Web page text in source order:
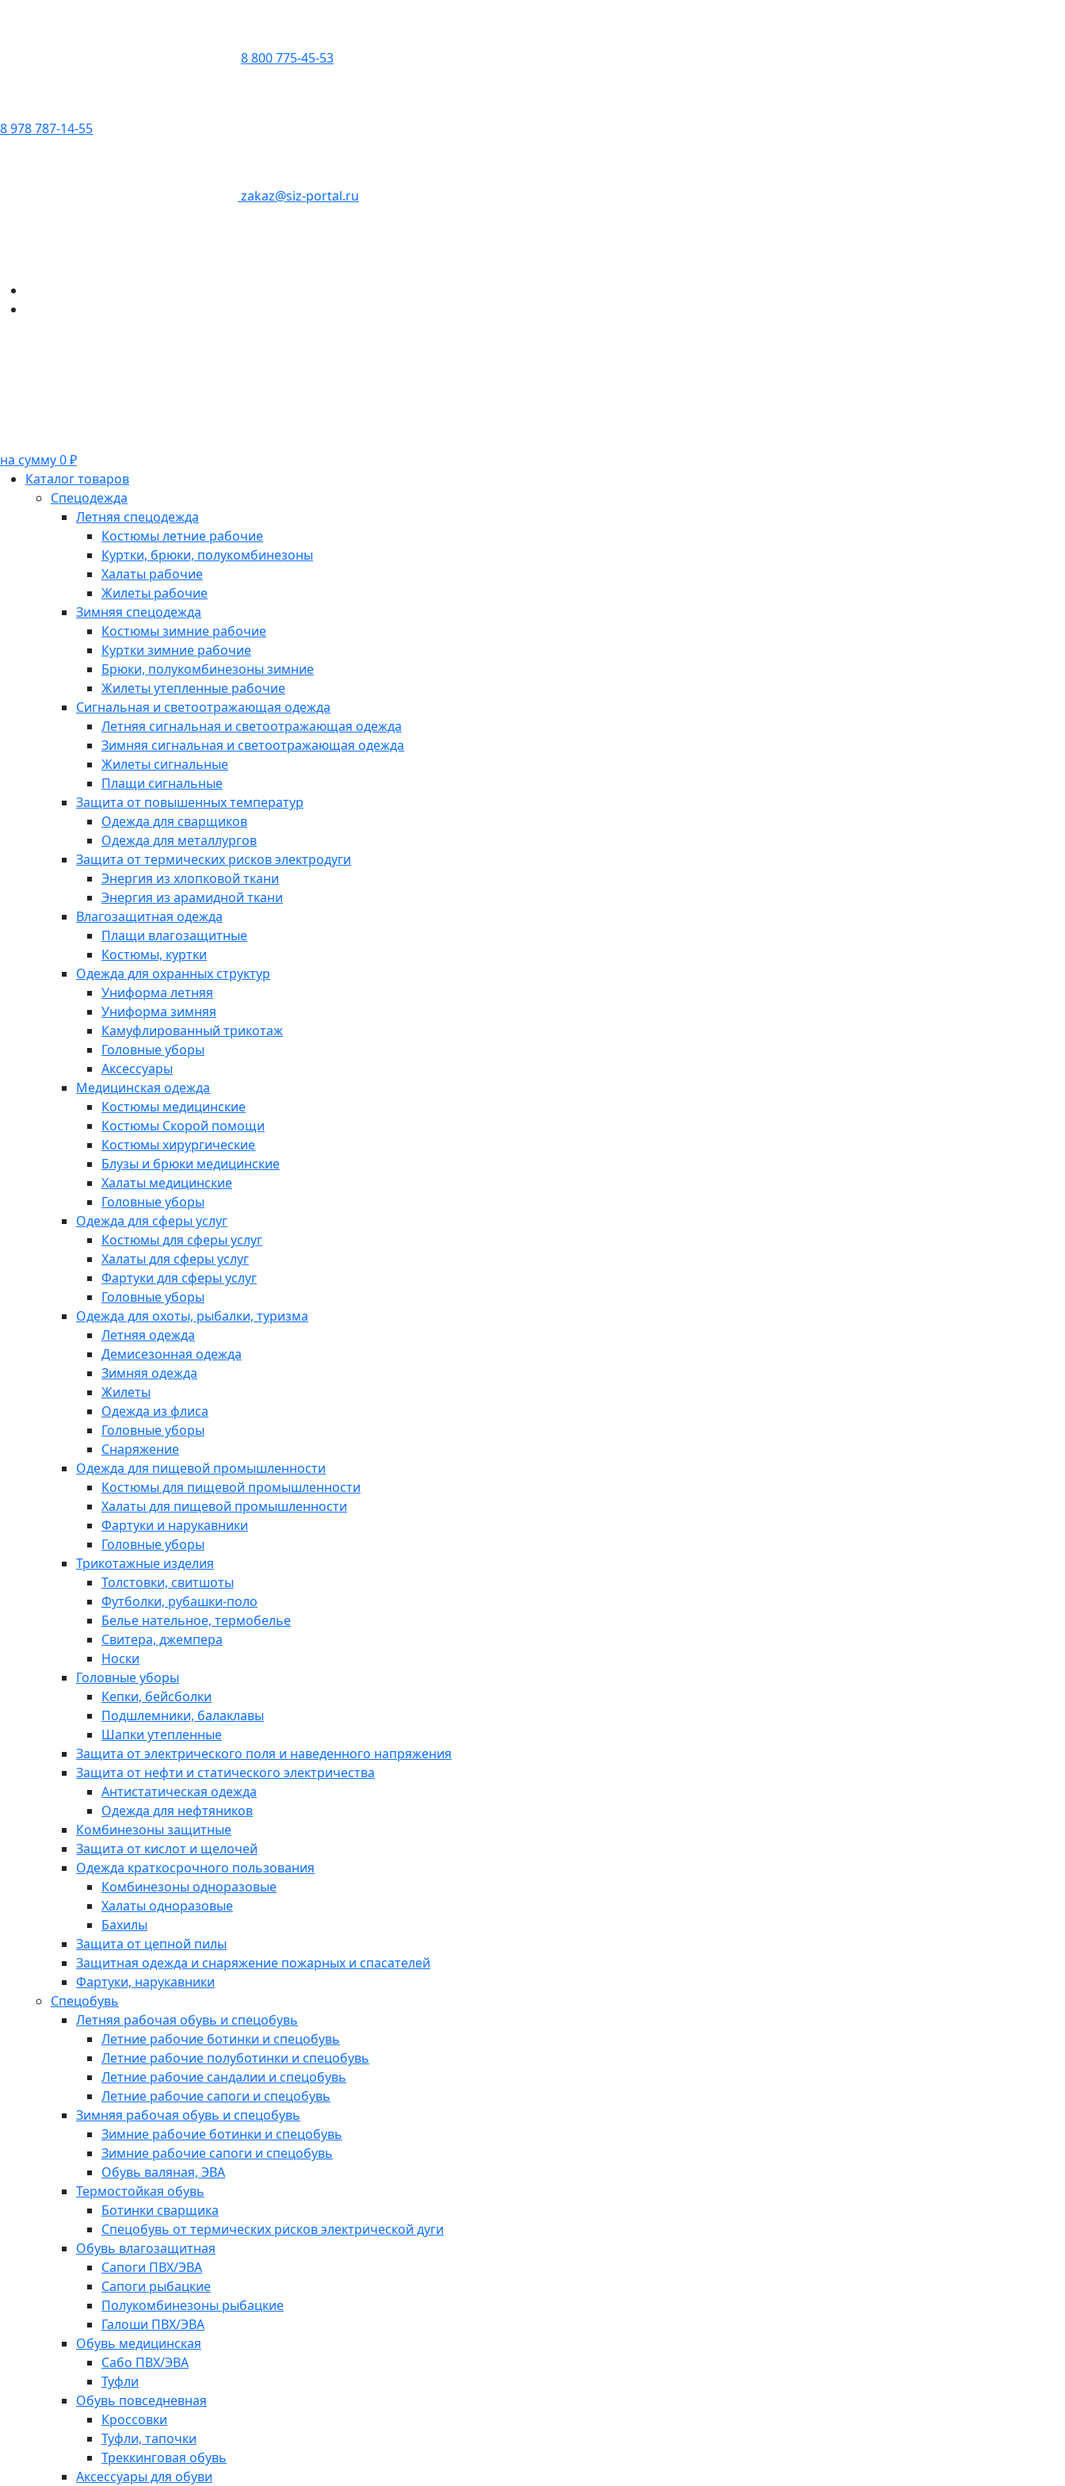
8 800 775-45-53
8 978 787-14-55
zakaz@siz-portal.ru
на сумму 0 ₽
Каталог товаров
Спецодежда
Летняя спецодежда
Костюмы летние рабочие
Куртки, брюки, полукомбинезоны
Халаты рабочие
Жилеты рабочие
Зимняя спецодежда
Костюмы зимние рабочие
Куртки зимние рабочие
Брюки, полукомбинезоны зимние
Жилеты утепленные рабочие
Сигнальная и светоотражающая одежда
Летняя сигнальная и светоотражающая одежда
Зимняя сигнальная и светоотражающая одежда
Жилеты сигнальные
Плащи сигнальные
Защита от повышенных температур
Одежда для сварщиков
Одежда для металлургов
Защита от термических рисков электродуги
Энергия из хлопковой ткани
Энергия из арамидной ткани
Влагозащитная одежда
Плащи влагозащитные
Костюмы, куртки
Одежда для охранных структур
Униформа летняя
Униформа зимняя
Камуфлированный трикотаж
Головные уборы
Аксессуары
Медицинская одежда
Костюмы медицинские
Костюмы Скорой помощи
Костюмы хирургические
Блузы и брюки медицинские
Халаты медицинские
Головные уборы
Одежда для сферы услуг
Костюмы для сферы услуг
Халаты для сферы услуг
Фартуки для сферы услуг
Головные уборы
Одежда для охоты, рыбалки, туризма
Летняя одежда
Демисезонная одежда
Зимняя одежда
Жилеты
Одежда из флиса
Головные уборы
Снаряжение
Одежда для пищевой промышленности
Костюмы для пищевой промышленности
Халаты для пищевой промышленности
Фартуки и нарукавники
Головные уборы
Трикотажные изделия
Толстовки, свитшоты
Футболки, рубашки-поло
Белье нательное, термобелье
Свитера, джемпера
Носки
Головные уборы
Кепки, бейсболки
Подшлемники, балаклавы
Шапки утепленные
Защита от электрического поля и наведенного напряжения
Защита от нефти и статического электричества
Антистатическая одежда
Одежда для нефтяников
Комбинезоны защитные
Защита от кислот и щелочей
Одежда краткосрочного пользования
Комбинезоны одноразовые
Халаты одноразовые
Бахилы
Защита от цепной пилы
Защитная одежда и снаряжение пожарных и спасателей
Фартуки, нарукавники
Спецобувь
Летняя рабочая обувь и спецобувь
Летние рабочие ботинки и спецобувь
Летние рабочие полуботинки и спецобувь
Летние рабочие сандалии и спецобувь
Летние рабочие сапоги и спецобувь
Зимняя рабочая обувь и спецобувь
Зимние рабочие ботинки и спецобувь
Зимние рабочие сапоги и спецобувь
Обувь валяная, ЭВА
Термостойкая обувь
Ботинки сварщика
Спецобувь от термических рисков электрической дуги
Обувь влагозащитная
Сапоги ПВХ/ЭВА
Сапоги рыбацкие
Полукомбинезоны рыбацкие
Галоши ПВХ/ЭВА
Обувь медицинская
Сабо ПВХ/ЭВА
Туфли
Обувь повседневная
Кроссовки
Туфли, тапочки
Треккинговая обувь
Аксессуары для обуви